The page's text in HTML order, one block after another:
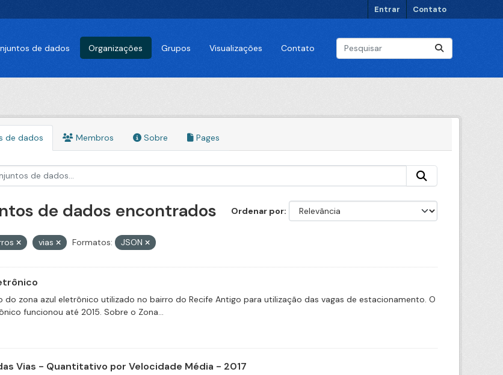
Entrar Contato
de dados Organizações Grupos Visualizações Contato
de dados Membros Sobre Pages
Ordenar por
de dados encontrados
vias Formatos: JSON
do zona azul eletrônico utilizado no bairro do Recife Antigo para utilização das vagas de estacionamento. O
funcionou até 2015. Sobre o Zona...
Vias - Quantitativo por Velocidade Média - 2017